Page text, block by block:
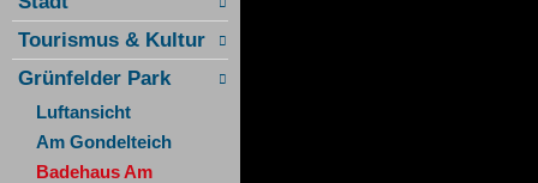
Tourismus & Kultur
Grünfelder Park
Luftansicht
Am Gondelteich
Badehaus Am